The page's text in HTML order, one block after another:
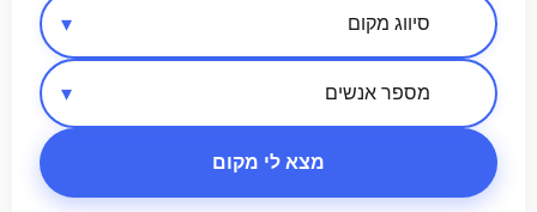
אזור בארץ
סיווג מקום
מספר אנשים
מצא לי מקום